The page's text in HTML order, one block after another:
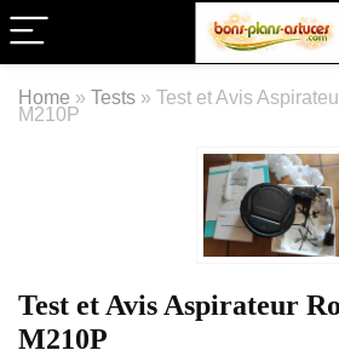
Home » Tests » Test et Avis
M210P
Test et Avis Aspirateur
M210P